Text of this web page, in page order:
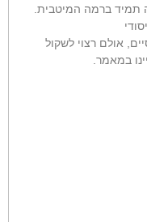
ברמה המיטבית.
אולם רצוי לשקול
במאמר.